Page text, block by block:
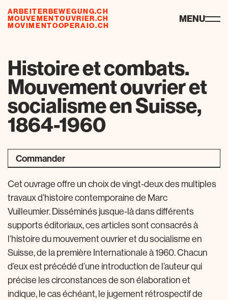
ARBEITERBEWEGUNG.CH
MOUVEMENTOUVRIER.CH
MOVIMENTOOPERAIO.CH
ressourcen MENU
Histoire et combats.
Mouvement ouvrier et
socialisme en Suisse,
1864-1960
Commander
Cet ouvrage offre un choix de vingt-deux des multiples
travaux d’histoire contemporaine de Marc
Vuilleumier. Disséminés jusque-là dans différents
supports éditoriaux, ces articles sont consacrés à
l’histoire du mouvement ouvrier et du socialisme en
Suisse, de la première Internationale à 1960. Chacun
d’eux est précédé d’une introduction de l’auteur qui
précise les circonstances de son élaboration et
indique, le cas échéant, le jugement rétrospectif de